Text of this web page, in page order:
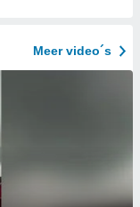
Meer video´s